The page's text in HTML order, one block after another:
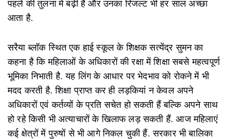
पहले की तुलना में बढ़ी है और उनका रिजल्ट भी हर साल अच्छा
आता है.
सरैया ब्लॉक स्थित एक हाई स्कूल के शिक्षक सत्येंद्र सुमन का
कहना है कि महिलाओं के अधिकारों की रक्षा में शिक्षा सबसे महत्वपूर्ण
भूमिका निभाती है. यह लिंग के आधार पर भेदभाव को रोकने में भी
मदद करती है. शिक्षा प्राप्त कर ही लड़कियां न केवल अपने
अधिकारों एवं कर्तव्यों के प्रति सचेत हो सकती हैं बल्कि अपने साथ
हो रहे किसी भी अत्याचारों के खिलाफ लड़ सकती हैं. आज महिलाएं
कई क्षेत्रों में पुरुषों से भी आगे निकल चुकी हैं. सरकार भी बालिका